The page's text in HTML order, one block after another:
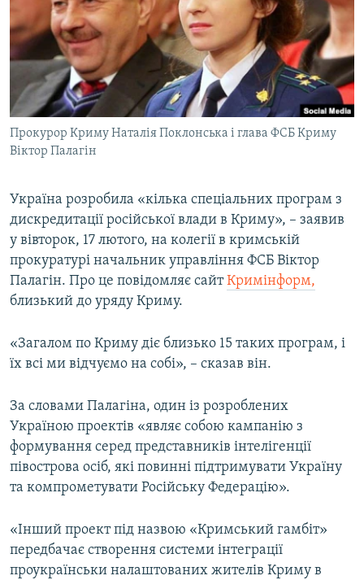
СПЕЦПРОЕКТИ
ДЕПОРТАЦІЯ
ВІДЕОУРОКИ «ELIFBE»
СВІДЧЕННЯ ОКУПАЦІЇ
УКРАЇНСЬКА ПРОБЛЕМА КРИМУ
ЯК ОБІЙТИ БЛОКУВАННЯ
Русский
Qırımtatar
Усі сайти RFE/RL
Прокурор Криму Наталія Поклонська і глава ФСБ Криму
Віктор Палагін
Україна розробила «кілька спеціальних програм з
дискредитації російської влади в Криму», – заявив
у вівторок, 17 лютого, на колегії в кримській
прокуратурі начальник управління ФСБ Віктор
Палагін. Про це повідомляє сайтКримінформ,
близький до уряду Криму.
«Загалом по Криму діє близько 15 таких програм, і
їх всі ми відчуємо на собі», – сказав він.
За словами Палагіна, один із розроблених
Україною проектів «являє собою кампанію з
формування серед представників інтелігенції
півострова осіб, які повинні підтримувати Україну
та компрометувати Російську Федерацію».
«Інший проект під назвою «Кримський гамбіт»
передбачає створення системи інтеграції
проукраїнськи налаштованих жителів Криму в